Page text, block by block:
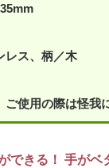
レス、柄／木
使用の際は怪我
できる！ 手がベ